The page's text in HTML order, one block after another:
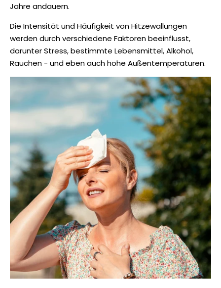
Jahre andauern.
Die Intensität und Häufigkeit von Hitzewallungen
werden durch verschiedene Faktoren beeinflusst,
darunter Stress, bestimmte Lebensmittel, Alkohol,
Rauchen - und eben auch hohe Außentemperaturen.